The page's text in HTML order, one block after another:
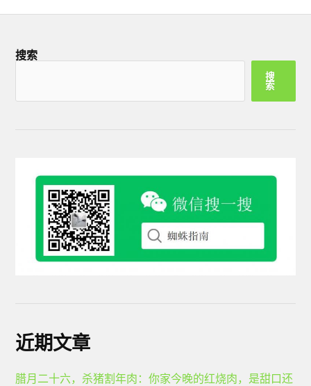
搜索
搜
索
近期文章
腊月二十六，杀猪割年肉：你家今晚的红烧肉，是甜口还